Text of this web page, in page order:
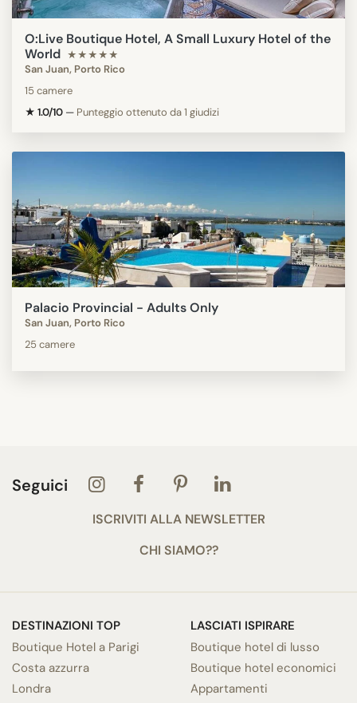
O:Live Boutique Hotel, A Small Luxury Hotel of the
World ★★★★★
San Juan, Porto Rico
15 camere
★ 1.0/10 — Punteggio ottenuto da 1 giudizi
Palacio Provincial - Adults Only
San Juan, Porto Rico
25 camere
Seguici
ISCRIVITI ALLA NEWSLETTER
CHI SIAMO??
DESTINAZIONI TOP
Boutique Hotel a Parigi
Costa azzurra
Londra
LASCIATI ISPIRARE
Boutique hotel di lusso
Boutique hotel economici
Appartamenti